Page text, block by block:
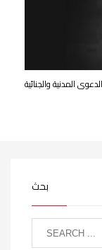
المدنية والجنائية
بحث